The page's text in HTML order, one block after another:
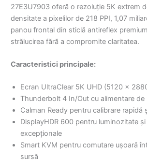
27E3U7903 oferă o rezoluție 5K extrem
densitate a pixelilor de 218 PPI, 1,07
panou frontal din sticlă antireflex
strălucirea fără a compromite claritatea.
Caracteristici principale:
Ecran UltraClear 5K UHD (5120 ×
Thunderbolt 4 In/Out cu alimentare de
Calman Ready pentru calibrare rapidă
DisplayHDR 600 pentru luminozitate
excepționale
Smart KVM pentru comutare ușoară
sursă